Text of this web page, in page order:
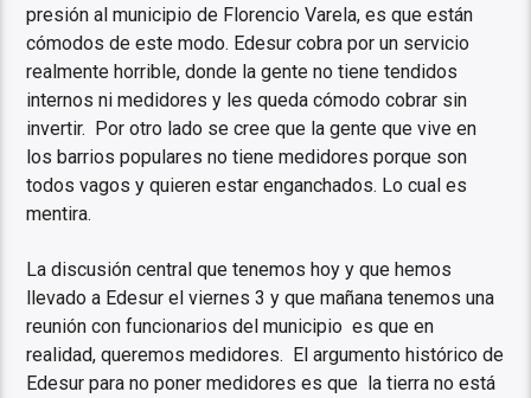
presión al municipio de Florencio Varela, es que están
cómodos de este modo. Edesur cobra por un servicio
realmente horrible, donde la gente no tiene tendidos
internos ni medidores y les queda cómodo cobrar sin
invertir. Por otro lado se cree que la gente que vive en
los barrios populares no tiene medidores porque son
todos vagos y quieren estar enganchados. Lo cual es
mentira.
La discusión central que tenemos hoy y que hemos
llevado a Edesur el viernes 3 y que mañana tenemos una
reunión con funcionarios del municipio es que en
realidad, queremos medidores. El argumento histórico de
Edesur para no poner medidores es que la tierra no está